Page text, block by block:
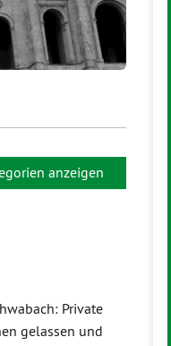
anzeigen
Private
gelassen und